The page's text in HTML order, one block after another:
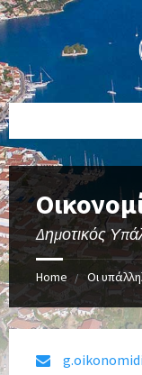
Δημοτικός
Home Οι